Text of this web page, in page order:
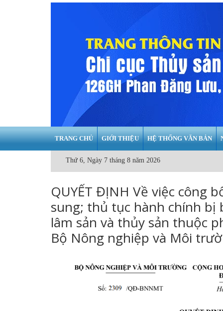
TRANG CHỦ GIỚI THIỆU HỆ THỐNG VĂN BẢN
Thứ 6, Ngày 7 tháng 8 năm 2026
QUYẾT ĐỊNH Về việc công
sung; thủ tục hành chính bị
lâm sản và thủy sản thuộc
Bộ Nông nghiệp và Môi